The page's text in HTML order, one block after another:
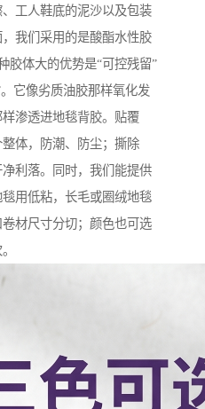
工人鞋底的泥沙以及包装
我们采用的是酸酯水性胶
胶体大的优势是“可控残留”
它像劣质油胶那样氧化发
渗透进地毯背胶。贴覆
体，防潮、防尘；撕除
利落。同时，我们能提供
用低粘，长毛或圈绒地毯
材尺寸分切；颜色也可选